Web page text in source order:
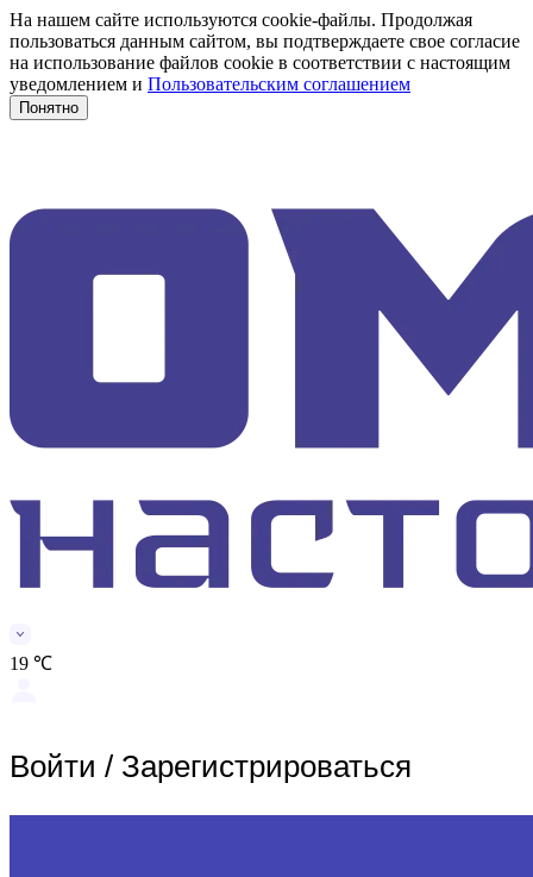
На нашем сайте используются cookie-файлы. Продолжая
пользоваться данным сайтом, вы подтверждаете свое согласие
на использование файлов cookie в соответствии с настоящим
уведомлением и Пользовательским соглашением
Понятно
19 ℃
Войти / Зарегистрироваться